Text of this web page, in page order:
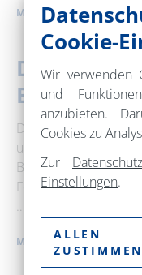
MEHR ERFAHREN
Die Brau-
Brennhaus-
Die bereits fast
und Brenn-Tradition
Brandenburg lebt in
Feldmark wieder auf.
…
MEHR ERFAHREN
Cookie-
Wir verwenden
und
anzubieten.
Cookies zu
Zur
Einstellungen.
ALLEN
ZUSTIMMEN